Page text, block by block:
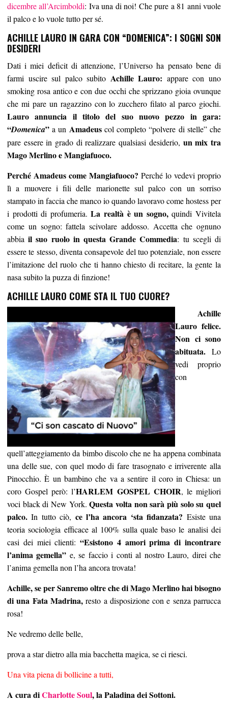
dicembre all’Arcimboldi: Iva una di noi! Che pure a 81 anni vuole
il palco e lo vuole tutto per sé.
ACHILLE LAURO IN GARA CON “DOMENICA”: I SOGNI SON
DESIDERI
Dati i miei deficit di attenzione, l’Universo ha pensato bene di
farmi uscire sul palco subito Achille Lauro: appare con uno
smoking rosa antico e con due occhi che sprizzano gioia ovunque
che mi pare un ragazzino con lo zucchero filato al parco giochi.
Lauro annuncia il titolo del suo nuovo pezzo in gara:
“Domenica” a un Amadeuscol completo “polvere di stelle” che
pare essere in grado di realizzare qualsiasi desiderio, un mix tra
Mago Merlino e Mangiafuoco.
Perché Amadeus come Mangiafuoco? Perché lo vedevi proprio
lì a muovere i fili delle marionette sul palco con un sorriso
stampato in faccia che manco io quando lavoravo come hostess per
i prodotti di profumeria.La realtà è un sogno,quindi Vivitela
come un sogno: fattela scivolare addosso. Accetta che ognuno
abbiail suo ruolo in questa Grande Commedia: tu scegli di
essere te stesso, diventa consapevole del tuo potenziale, non essere
l’imitazione del ruolo che ti hanno chiesto di recitare, la gente la
nasa subito la puzza di finzione!
ACHILLE LAURO COME STA IL TUO CUORE?
Achille
Lauro felice.
Non ci sono
abituata. Lo
vedi proprio
con
quell’atteggiamento da bimbo discolo che ne ha appena combinata
una delle sue, con quel modo di fare trasognato e irriverente alla
Pinocchio. È un bambino che va a sentire il coro in Chiesa: un
coro Gospel però: l’HARLEM GOSPEL CHOIR, le migliori
voci black di New York.Questa volta non sarà più solo su quel
palco.In tutto ciò, ce l’ha ancora ‘sta fidanzata? Esiste una
teoria sociologia efficace al 100% sulla quale baso le analisi dei
casi dei miei clienti:“Esistono 4 amori prima di incontrare
l’anima gemella” e, se faccio i conti al nostro Lauro, direi che
l’anima gemella non l’ha ancora trovata!
Achille, se per Sanremo oltre che di Mago Merlino hai bisogno
di una Fata Madrina,resto a disposizione con e senza parrucca
rosa!
Ne vedremo delle belle,
prova a star dietro alla mia bacchetta magica, se ci riesci.
Una vita piena di bollicine a tutti,
A cura diCharlotte Soul, la Paladina dei Sottoni.